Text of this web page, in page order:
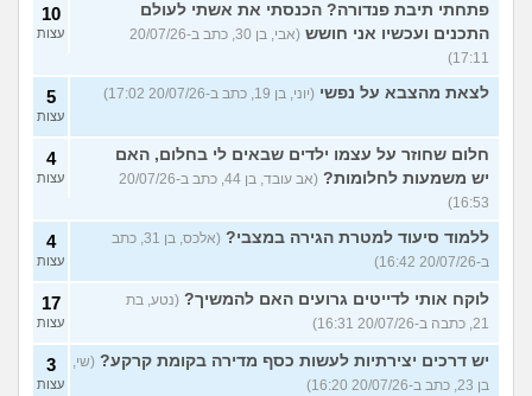
פתחתי תיבת פנדורה? הכנסתי את אשתי לעולם
התכנים ועכשיו אני חושש
(אבי, בן 30, כתב ב-20/07/26
17:11)
10
עצות
לצאת מהצבא על נפשי (יוני, בן 19, כתב ב-20/07/26 17:02) 5
עצות
חלום שחוזר על עצמו ילדים שבאים לי בחלום, האם
יש משמעות לחלומות?
(אב עובד, בן 44, כתב ב-20/07/26
16:53)
4
עצות
ללמוד סיעוד למטרת הגירה במצבי?
(אלכס, בן 31, כתב
ב-20/07/26 16:42)
4
עצות
לוקח אותי לדייטים גרועים האם להמשיך? (נטע, בת
21, כתבה ב-20/07/26 16:31)
17
עצות
יש דרכים יצירתיות לעשות כסף מדירה בקומת קרקע? (שי,
בן 23, כתב ב-20/07/26 16:20)
3
עצות